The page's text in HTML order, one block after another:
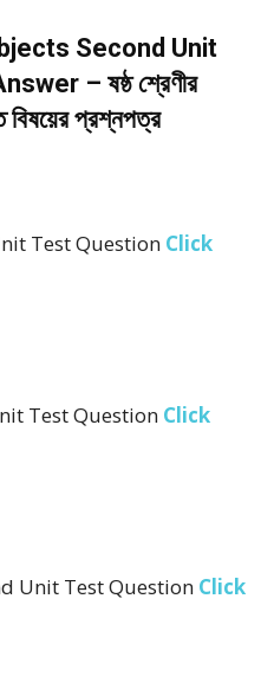
Second Unit
– ষষ্ঠ শ্রেণীর
বিষয়ের প্রশ্নপত্র
Test Question Click
Test Question Click
Unit Test Question Click